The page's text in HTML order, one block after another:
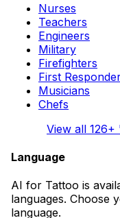
Nurses
Teachers
Engineers
Military
Firefighters
First
Musicians
Chefs
View all 126+
Language
AI for Tattoo is
languages. Choose
language.